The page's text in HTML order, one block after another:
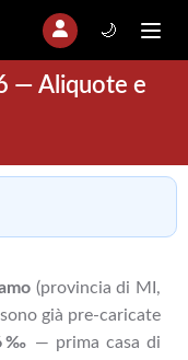
🌙
— Aliquote e
(provincia di MI,
già pre-caricate
— prima casa di